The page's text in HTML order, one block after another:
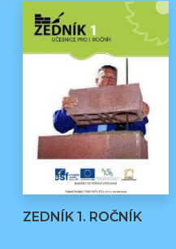
ZEDNÍK 1. ROČNÍK